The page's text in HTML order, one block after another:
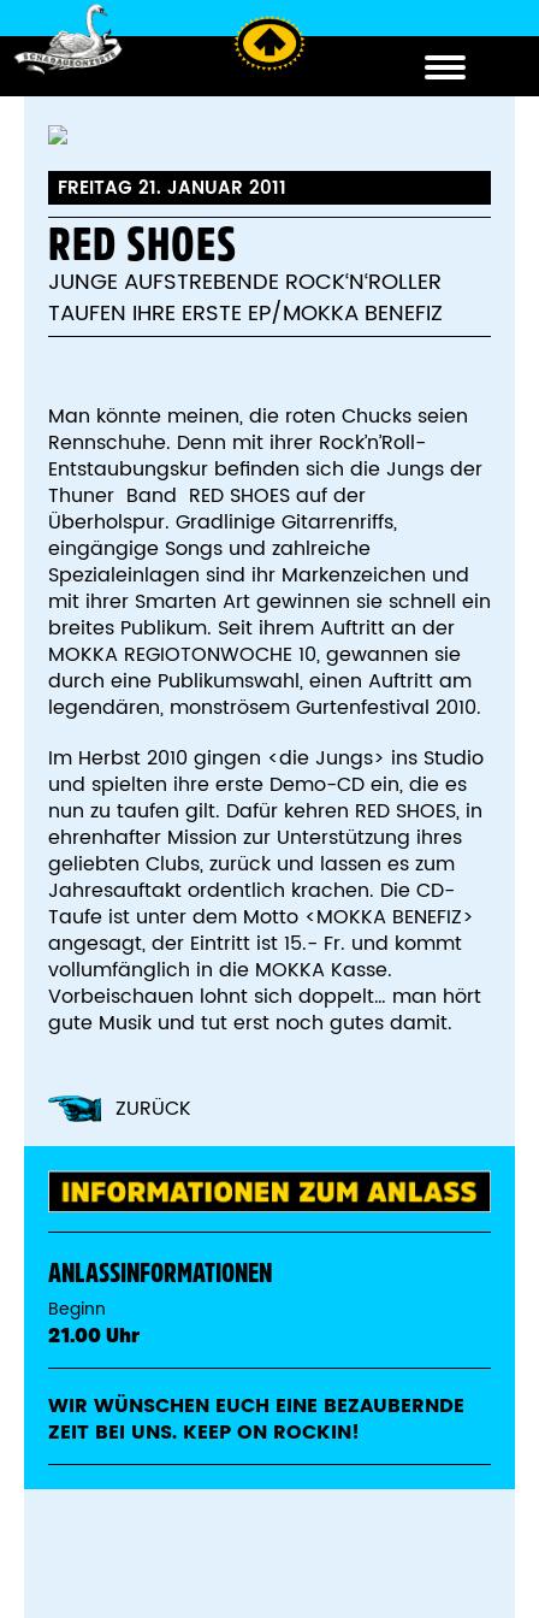
FREITAG 21. JANUAR 2011
RED SHOES
JUNGE AUFSTREBENDE ROCK‘N‘ROLLER
TAUFEN IHRE ERSTE EP/MOKKA BENEFIZ
Man könnte meinen, die roten Chucks seien
Rennschuhe. Denn mit ihrer Rock’n’Roll-
Entstaubungskur befinden sich die Jungs der
Thuner Band RED SHOES auf der
Überholspur. Gradlinige Gitarrenriffs,
eingängige Songs und zahlreiche
Spezialeinlagen sind ihr Markenzeichen und
mit ihrer Smarten Art gewinnen sie schnell ein
breites Publikum. Seit ihrem Auftritt an der
MOKKA REGIOTONWOCHE 10, gewannen sie
durch eine Publikumswahl, einen Auftritt am
legendären, monströsem Gurtenfestival 2010.
Im Herbst 2010 gingen <die Jungs> ins Studio
und spielten ihre erste Demo-CD ein, die es
nun zu taufen gilt. Dafür kehren RED SHOES, in
ehrenhafter Mission zur Unterstützung ihres
geliebten Clubs, zurück und lassen es zum
Jahresauftakt ordentlich krachen. Die CD-
Taufe ist unter dem Motto <MOKKA BENEFIZ>
angesagt, der Eintritt ist 15.- Fr. und kommt
vollumfänglich in die MOKKA Kasse.
Vorbeischauen lohnt sich doppelt… man hört
gute Musik und tut erst noch gutes damit.
ZURÜCK
ANLASSINFORMATIONEN
Beginn
21.00 Uhr
WIR WÜNSCHEN EUCH EINE BEZAUBERNDE
ZEIT BEI UNS. KEEP ON ROCKIN!